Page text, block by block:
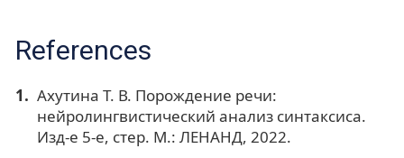
References
Ахутина Т. В. Порождение речи:
нейролингвистический анализ синтаксиса.
Изд-е 5-е, стер. М.: ЛЕНАНД, 2022.